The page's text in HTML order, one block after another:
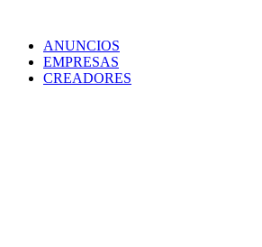
ANUNCIOS
EMPRESAS
CREADORES